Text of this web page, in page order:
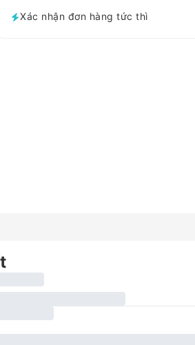
Xác nhận đơn hàng tức thì